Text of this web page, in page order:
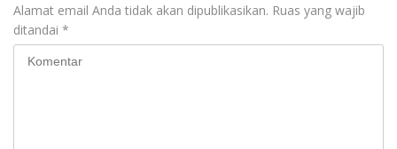
Alamat email Anda tidak akan dipublikasikan. Ruas yang wajib
ditandai *